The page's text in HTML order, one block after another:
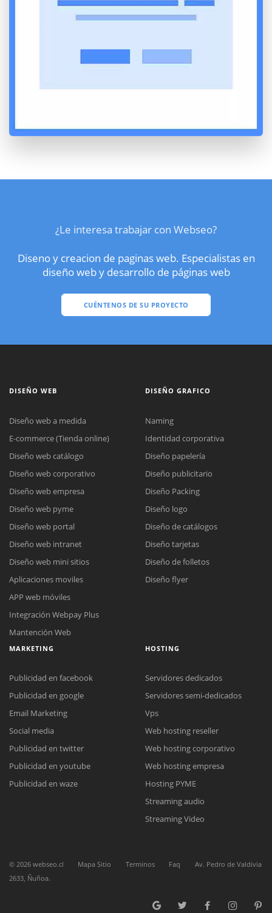
¿Le interesa trabajar con Webseo?
Diseno y creacion de paginas web. Especialistas en
diseño web y desarrollo de páginas web
CUÉNTENOS DE SU PROYECTO
Reunión online
Nuestros ejecutivos le enviarán un correo electrónico con el enlace a
Meet para la reunión online.
Cotización
Chat Online
Todos nuestros ejecutivos están fuera de línea. Complete el formulario
DISEÑO WEB
Diseño web a medida
E-commerce (Tienda online)
Diseño web catálogo
Diseño web corporativo
Diseño web empresa
Diseño web pyme
Diseño web portal
Diseño web intranet
Diseño web mini sitios
Aplicaciones moviles
APP web móviles
Integración Webpay Plus
Mantención Web
DISEÑO GRAFICO
Naming
Identidad corporativa
Diseño papelería
Diseño publicitario
Diseño Packing
Diseño logo
Diseño de catálogos
Diseño tarjetas
Diseño de folletos
Diseño flyer
MARKETING
Publicidad en facebook
Publicidad en google
Email Marketing
Social media
Publicidad en twitter
Publicidad en youtube
Publicidad en waze
HOSTING
Servidores dedicados
Servidores semi-dedicados
Vps
Web hosting reseller
Web hosting corporativo
Web hosting empresa
Hosting PYME
Streaming audio
Streaming Video
© 2026 webseo.cl Mapa Sitio Terminos Faq
Av. Pedro de Valdivia
2633, Ñuñoa.